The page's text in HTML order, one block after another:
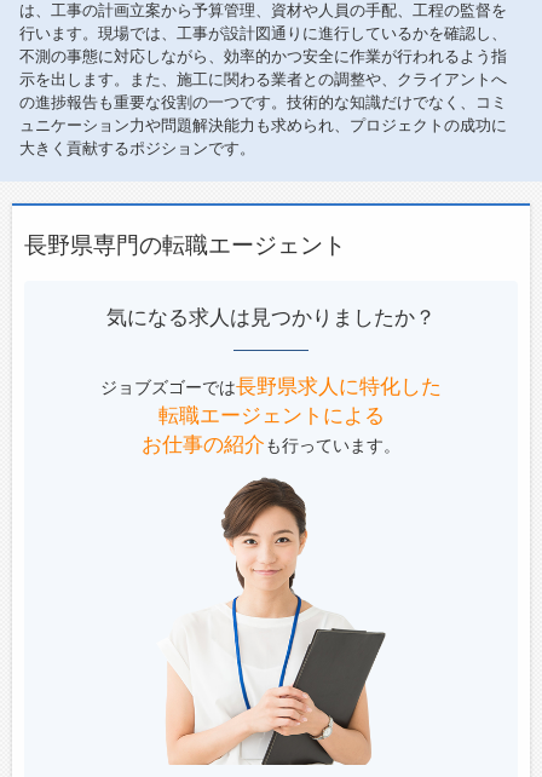
は、工事の計画立案から予算管理、資材や人員の手配、工程の監督を
行います。現場では、工事が設計図通りに進行しているかを確認し、
不測の事態に対応しながら、効率的かつ安全に作業が行われるよう指
示を出します。また、施工に関わる業者との調整や、クライアントへ
の進捗報告も重要な役割の一つです。技術的な知識だけでなく、コミ
ュニケーション力や問題解決能力も求められ、プロジェクトの成功に
大きく貢献するポジションです。
長野県専門の転職エージェント
気になる求人は見つかりましたか？
ジョブズゴーでは長野県求人に特化した
転職エージェントによる
お仕事の紹介も行っています。